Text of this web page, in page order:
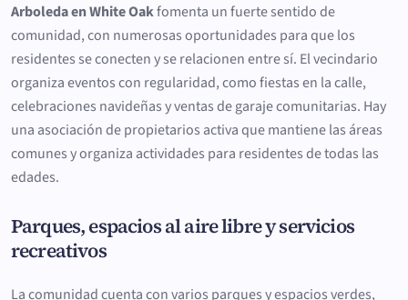
Arboleda en White Oakfomenta un fuerte sentido de
comunidad, con numerosas oportunidades para que los
residentes se conecten y se relacionen entre sí. El vecindario
organiza eventos con regularidad, como fiestas en la calle,
celebraciones navideñas y ventas de garaje comunitarias. Hay
una asociación de propietarios activa que mantiene las áreas
comunes y organiza actividades para residentes de todas las
edades.
Parques, espacios al aire libre y servicios
recreativos
La comunidad cuenta con varios parques y espacios verdes,